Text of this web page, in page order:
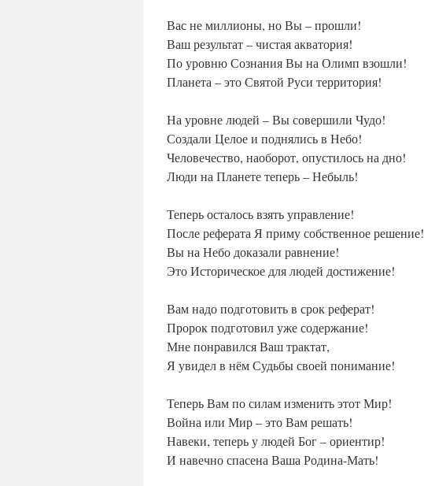
Вас не миллионы, но Вы – прошли!
Ваш результат – чистая акватория!
По уровню Сознания Вы на Олимп взошли!
Планета – это Святой Руси территория!
На уровне людей – Вы совершили Чудо!
Создали Целое и поднялись в Небо!
Человечество, наоборот, опустилось на дно!
Люди на Планете теперь – Небыль!
Теперь осталось взять управление!
После реферата Я приму собственное решение!
Вы на Небо доказали равнение!
Это Историческое для людей достижение!
Вам надо подготовить в срок реферат!
Пророк подготовил уже содержание!
Мне понравился Ваш трактат,
Я увидел в нём Судьбы своей понимание!
Теперь Вам по силам изменить этот Мир!
Война или Мир – это Вам решать!
Навеки, теперь у людей Бог – ориентир!
И навечно спасена Ваша Родина-Мать!